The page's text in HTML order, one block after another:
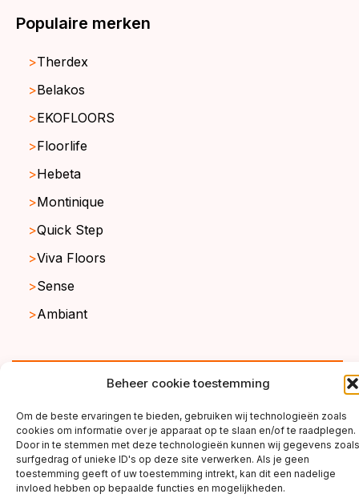
Beheer cookie toestemming
Om de beste ervaringen te bieden, gebruiken wij technologieën zoals
cookies om informatie over je apparaat op te slaan en/of te raadplegen.
Door in te stemmen met deze technologieën kunnen wij gegevens zoals
surfgedrag of unieke ID's op deze site verwerken. Als je geen
toestemming geeft of uw toestemming intrekt, kan dit een nadelige
invloed hebben op bepaalde functies en mogelijkheden.
Populaire merken
Therdex
Belakos
EKOFLOORS
Floorlife
Hebeta
Montinique
Quick Step
Viva Floors
Sense
Ambiant